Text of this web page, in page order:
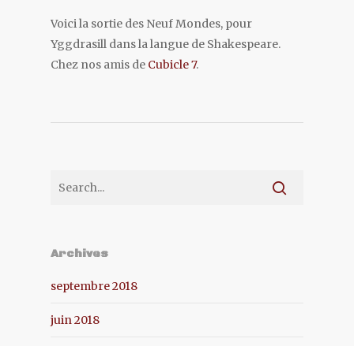
Voici la sortie des Neuf Mondes, pour
Yggdrasill dans la langue de Shakespeare.
Chez nos amis de Cubicle 7.
Archives
septembre 2018
juin 2018